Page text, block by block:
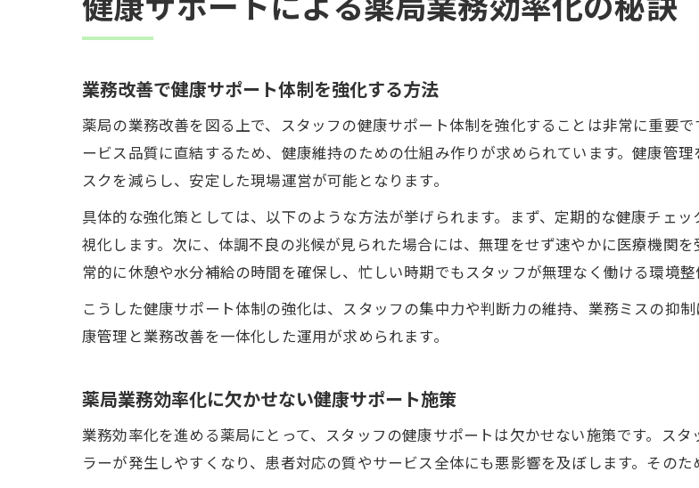
業務改善で健康サポート体制を強化する方法
薬局の業務改善を図る上で、スタッフの健康サポート体制を強化することは非常に重要
ービス品質に直結するため、健康維持のための仕組み作りが求められています。健康管
スクを減らし、安定した現場運営が可能となります。
具体的な強化策としては、以下のような方法が挙げられます。まず、定期的な健康チェ
視化します。次に、体調不良の兆候が見られた場合には、無理をせず速やかに医療機関
常的に休憩や水分補給の時間を確保し、忙しい時期でもスタッフが無理なく働ける環境整
こうした健康サポート体制の強化は、スタッフの集中力や判断力の維持、業務ミスの抑
康管理と業務改善を一体化した運用が求められます。
薬局業務効率化に欠かせない健康サポート施策
業務効率化を進める薬局にとって、スタッフの健康サポートは欠かせない施策です。ス
ラーが発生しやすくなり、患者対応の質やサービス全体にも悪影響を及ぼします。そのた